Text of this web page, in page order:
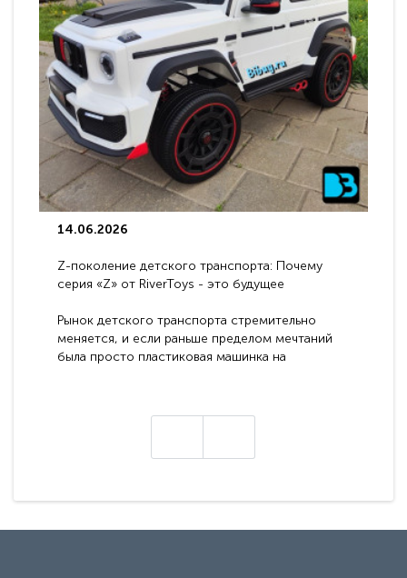
14.06.2026
Z-поколение детского транспорта: Почему
серия «Z» от RiverToys - это будущее
Рынок детского транспорта стремительно
меняется, и если раньше пределом мечтаний
была просто пластиковая машинка на